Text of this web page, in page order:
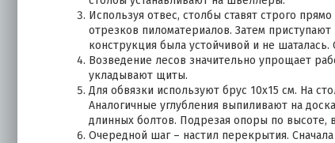
Используя отвес, столбы ставят строго
отрезков пиломатериалов. Затем
конструкция была устойчивой и не
Возведение лесов значительно упрощает
укладывают щиты.
Для обвязки используют брус 10х15 см. На
Аналогичные углубления выпиливают на
длинных болтов. Подрезая опоры по высоте,
Очередной шаг – настил перекрытия.